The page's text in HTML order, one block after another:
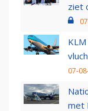
ziet
07-
met